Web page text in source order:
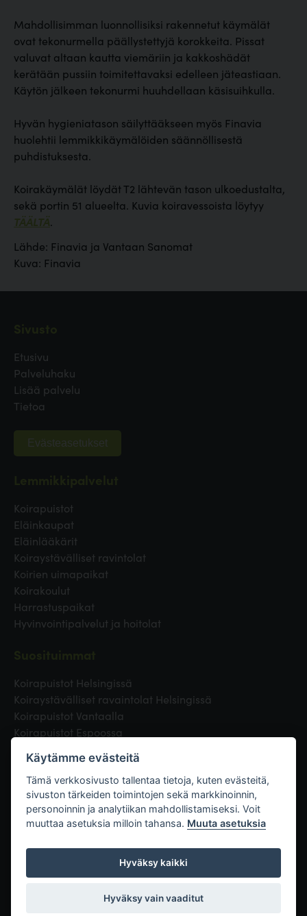
Mahdollisimman luonnollisiksi rakennetut käymälät
ovat tekonurmella päällystettyjä korokkeita. Pissat
valuvat altaan kautta viemäriin ja kakkoshädät
kerätään pussiin toimitettavaksi edelleen jäteastiaan.
Käytön jälkeen tekonurmi huuhdellaan käsisuihkulla.
Hyvän hygieniatason säilyttääkseen myös Finavia
huolehtii lemmikkikäymälöiden säännöllisestä
puhdistuksesta.
Koirakäymälät löydät T2 lähtevän tason ulkoedustalta,
sekä portin 51 alueelta. Kuvia koiravessoista löytyy
TÄÄLTÄ.
Lähde: Finavia ja Vantaan Sanomat
Kuva: Finavia
Etusivu
Palveluhaku
Lisää palvelu
Tietoa
Evästeasetukset
Koirapuistot
Eläinkaupat
Eläinlääkärit
Koiraystävälliset ravintolat
Koirien uimapaikat
Koirakoulut
Harrastuspaikat
Hyvinvointipalvelut ja hoitolat
Koirapuistot Helsingissä
Koiraystävälliset ravaintolat Helsingissä
Koirapuistot Vantaalla
Koirapuistot Espoossa
Eläinlääkäri Helsingissä
Koirapuistot Tampereella
Linkit
Käytämme evästeitä
Tämä verkkosivusto tallentaa tietoja, kuten evästeitä,
sivuston tärkeiden toimintojen sekä markkinoinnin,
personoinnin ja analytiikan mahdollistamiseksi. Voit
muuttaa asetuksia milloin tahansa. Muuta asetuksia
Hyväksy kaikki
Hyväksy vain vaaditut